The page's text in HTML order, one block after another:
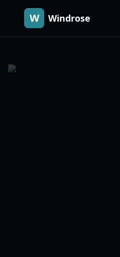
W Windrose